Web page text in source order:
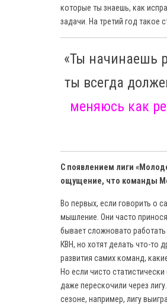
которые ты знаешь, как
задачи. На третий год такое
«Ты начинаешь
ты всегда
меняюсь как
С появлением лиги
ощущение, что команды
Во первых, если говорить о
мышление. Они часто
бывает сложновато
КВН, но хотят делать что-то
развития самих команд,
Но если чисто
даже перескочили через
сезоне, например, лигу